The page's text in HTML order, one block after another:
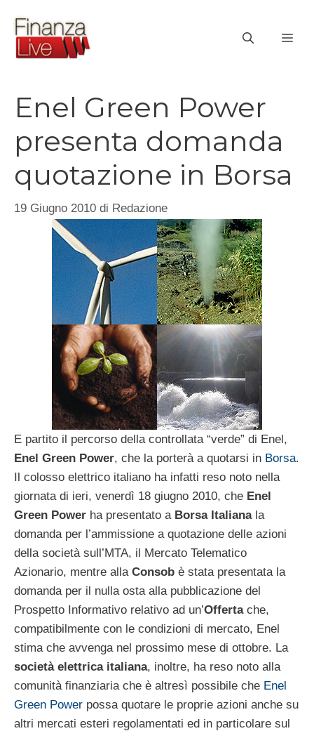
contenuto
Enel Green Power
presenta domanda
quotazione in Borsa
19 Giugno 2010 di Redazione
E partito il percorso della controllata “verde” di Enel,
Enel Green Power, che la porterà a quotarsi in Borsa.
Il colosso elettrico italiano ha infatti reso noto nella
giornata di ieri, venerdì 18 giugno 2010, che Enel
Green Power ha presentato a Borsa Italianala
domanda per l’ammissione a quotazione delle azioni
della società sull’MTA, il Mercato Telematico
Azionario, mentre allaConsob è stata presentata la
domanda per il nulla osta alla pubblicazione del
Prospetto Informativo relativo ad un’Offerta che,
compatibilmente con le condizioni di mercato, Enel
stima che avvenga nel prossimo mese di ottobre. La
società elettrica italiana, inoltre, ha reso noto alla
comunità finanziaria che è altresì possibile che Enel
Green Power possa quotare le proprie azioni anche su
altri mercati esteri regolamentati ed in particolare sul